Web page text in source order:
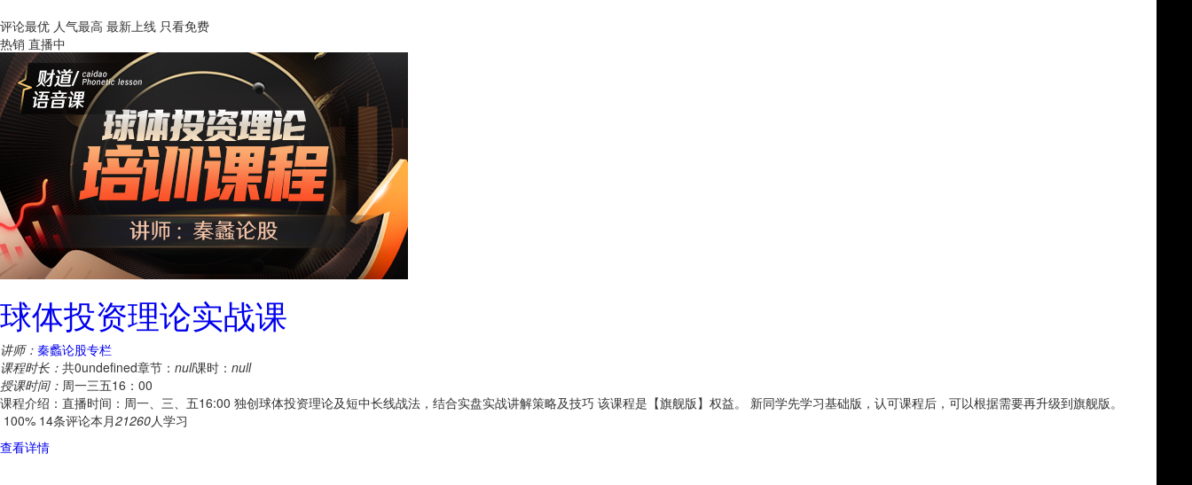
评论最优 人气最高 最新上线 只看免费
热销 直播中
球体投资理论实战课
讲师： 秦蠡论股专栏
课程时长： 共0undefined章节： null课时： null
授课时间： 周一三五16：00
课程介绍：直播时间：周一、三、五16:00 独创球体投资理论及短中长线战法，结合实盘实战讲解策略及技巧 该课程是【旗舰版】权益。 新同学先学习基础版，认可课程后，可以根据需要再升级到旗舰版。
100% 14条评论本月21260人学习
查看详情